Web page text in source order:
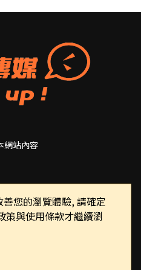
您的瀏覽體驗, 請確定
策與使用條款才繼續瀏
網站內容